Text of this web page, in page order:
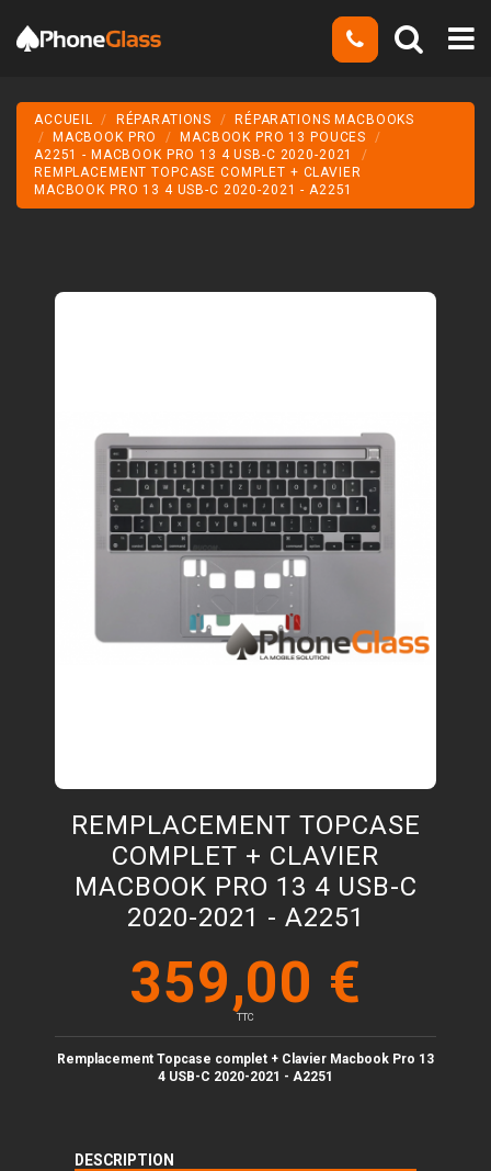
ACCUEIL RÉPARATIONS
RÉPARATIONS MACBOOKS
MACBOOK PRO
MACBOOK PRO 13 POUCES
A2251 - MACBOOK PRO 13 4 USB-C 2020-2021
REMPLACEMENT TOPCASE COMPLET + CLAVIER
MACBOOK PRO 13 4 USB-C 2020-2021 - A2251
REMPLACEMENT TOPCASE
COMPLET + CLAVIER
MACBOOK PRO 13 4 USB-C
2020-2021 - A2251
359,00 €
TTC
Remplacement Topcase complet + Clavier Macbook Pro 13
4 USB-C 2020-2021 - A2251
DESCRIPTION